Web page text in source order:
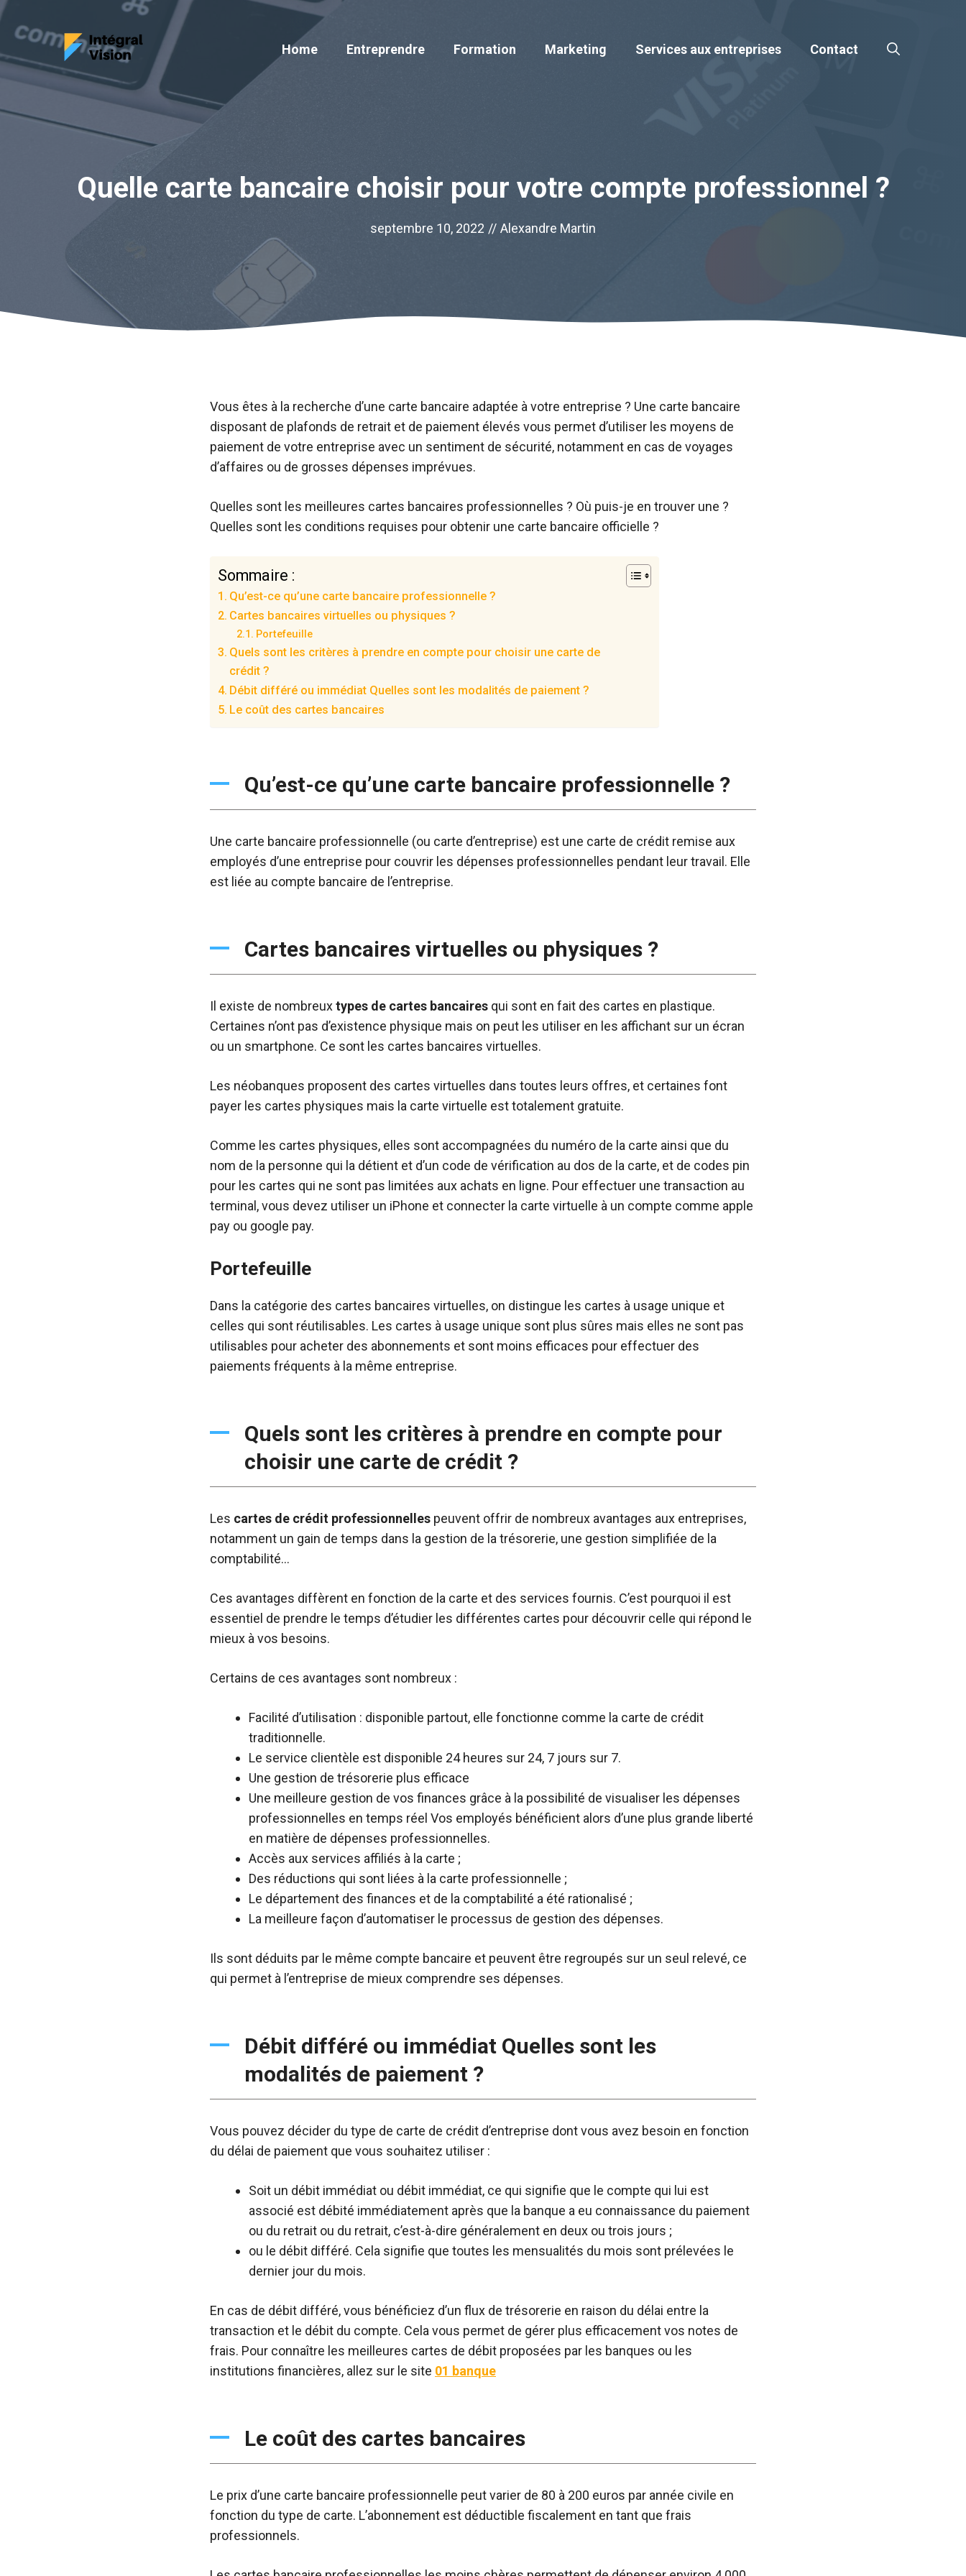
Aller
Home Entreprendre Formation Marketing Services aux entreprises Contact
Quelle carte bancaire choisir pour votre compte professionnel ?
septembre 10, 2022 // Alexandre Martin
Vous êtes à la recherche d’une carte bancaire adaptée à votre entreprise ? Une carte bancaire
disposant de plafonds de retrait et de paiement élevés vous permet d’utiliser les moyens de
paiement de votre entreprise avec un sentiment de sécurité, notamment en cas de voyages
d’affaires ou de grosses dépenses imprévues.
Quelles sont les meilleures cartes bancaires professionnelles ? Où puis-je en trouver une ?
Quelles sont les conditions requises pour obtenir une carte bancaire officielle ?
Sommaire :
Qu’est-ce qu’une carte bancaire professionnelle ?
Cartes bancaires virtuelles ou physiques ?
Portefeuille
Quels sont les critères à prendre en compte pour choisir une carte de
crédit ?
Débit différé ou immédiat Quelles sont les modalités de paiement ?
Le coût des cartes bancaires
Qu’est-ce qu’une carte bancaire professionnelle ?
Une carte bancaire professionnelle (ou carte d’entreprise) est une carte de crédit remise aux
employés d’une entreprise pour couvrir les dépenses professionnelles pendant leur travail. Elle
est liée au compte bancaire de l’entreprise.
Cartes bancaires virtuelles ou physiques ?
Il existe de nombreuxtypes de cartes bancaires qui sont en fait des cartes en plastique.
Certaines n’ont pas d’existence physique mais on peut les utiliser en les affichant sur un écran
ou un smartphone. Ce sont les cartes bancaires virtuelles.
Les néobanques proposent des cartes virtuelles dans toutes leurs offres, et certaines font
payer les cartes physiques mais la carte virtuelle est totalement gratuite.
Comme les cartes physiques, elles sont accompagnées du numéro de la carte ainsi que du
nom de la personne qui la détient et d’un code de vérification au dos de la carte, et de codes pin
pour les cartes qui ne sont pas limitées aux achats en ligne. Pour effectuer une transaction au
terminal, vous devez utiliser un iPhone et connecter la carte virtuelle à un compte comme apple
pay ou google pay.
Portefeuille
Dans la catégorie des cartes bancaires virtuelles, on distingue les cartes à usage unique et
celles qui sont réutilisables. Les cartes à usage unique sont plus sûres mais elles ne sont pas
utilisables pour acheter des abonnements et sont moins efficaces pour effectuer des
paiements fréquents à la même entreprise.
Quels sont les critères à prendre en compte pour
choisir une carte de crédit ?
Les cartes de crédit professionnelles peuvent offrir de nombreux avantages aux entreprises,
notamment un gain de temps dans la gestion de la trésorerie, une gestion simplifiée de la
comptabilité…
Ces avantages diffèrent en fonction de la carte et des services fournis. C’est pourquoi il est
essentiel de prendre le temps d’étudier les différentes cartes pour découvrir celle qui répond le
mieux à vos besoins.
Certains de ces avantages sont nombreux :
Facilité d’utilisation : disponible partout, elle fonctionne comme la carte de crédit
traditionnelle.
Le service clientèle est disponible 24 heures sur 24, 7 jours sur 7.
Une gestion de trésorerie plus efficace
Une meilleure gestion de vos finances grâce à la possibilité de visualiser les dépenses
professionnelles en temps réel Vos employés bénéficient alors d’une plus grande liberté
en matière de dépenses professionnelles.
Accès aux services affiliés à la carte ;
Des réductions qui sont liées à la carte professionnelle ;
Le département des finances et de la comptabilité a été rationalisé ;
La meilleure façon d’automatiser le processus de gestion des dépenses.
Ils sont déduits par le même compte bancaire et peuvent être regroupés sur un seul relevé, ce
qui permet à l’entreprise de mieux comprendre ses dépenses.
Débit différé ou immédiat Quelles sont les
modalités de paiement ?
Vous pouvez décider du type de carte de crédit d’entreprise dont vous avez besoin en fonction
du délai de paiement que vous souhaitez utiliser :
Soit un débit immédiat ou débit immédiat, ce qui signifie que le compte qui lui est
associé est débité immédiatement après que la banque a eu connaissance du paiement
ou du retrait ou du retrait, c’est-à-dire généralement en deux ou trois jours ;
ou le débit différé. Cela signifie que toutes les mensualités du mois sont prélevées le
dernier jour du mois.
En cas de débit différé, vous bénéficiez d’un flux de trésorerie en raison du délai entre la
transaction et le débit du compte. Cela vous permet de gérer plus efficacement vos notes de
frais. Pour connaître les meilleures cartes de débit proposées par les banques ou les
institutions financières, allez sur le site 01 banque
Le coût des cartes bancaires
Le prix d’une carte bancaire professionnelle peut varier de 80 à 200 euros par année civile en
fonction du type de carte. L’abonnement est déductible fiscalement en tant que frais
professionnels.